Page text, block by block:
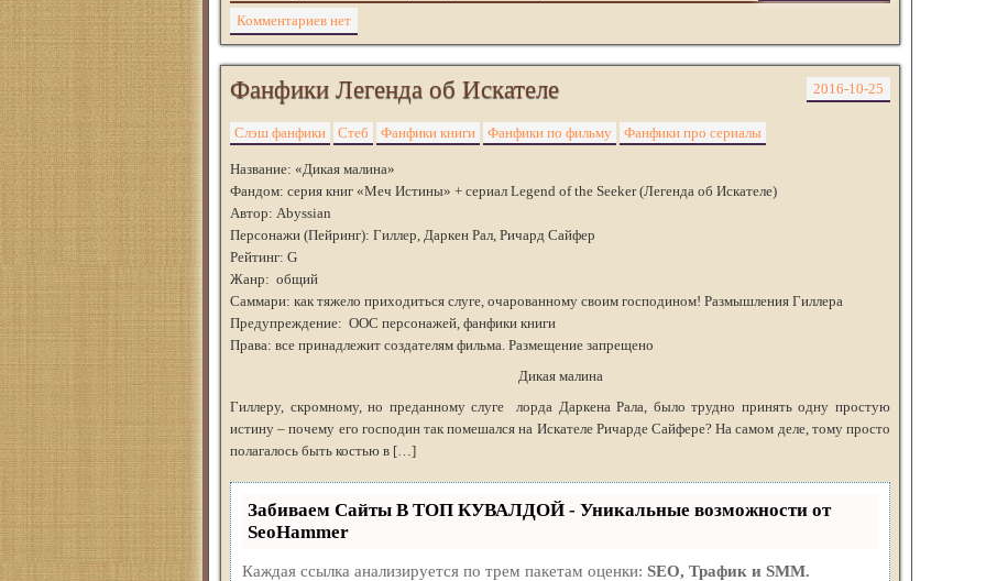
Комментариев нет
Фанфики Легенда об Искателе 2016-10-25
Слэш фанфики Стеб Фанфики книги Фанфики по фильму Фанфики про сериалы
Название: «Дикая малина»
Фандом: серия книг «Меч Истины» + сериал Legend of the Seeker (Легенда об Искателе)
Автор: Abyssian
Персонажи (Пейринг): Гиллер, Даркен Рал, Ричард Сайфер
Рейтинг: G
Жанр: общий
Саммари: как тяжело приходиться слуге, очарованному своим господином! Размышления Гиллера
Предупреждение: ООС персонажей, фанфики книги
Права: все принадлежит создателям фильма. Размещение запрещено
Дикая малина
Гиллеру, скромному, но преданному слуге лорда Даркена Рала, было трудно принять одну простую
истину – почему его господин так помешался на Искателе Ричарде Сайфере? На самом деле, тому просто
полагалось быть костью в […]
Забиваем Сайты В ТОП КУВАЛДОЙ - Уникальные возможности от
SeoHammer
Каждая ссылка анализируется по трем пакетам оценки: SEO, Трафик и SMM.